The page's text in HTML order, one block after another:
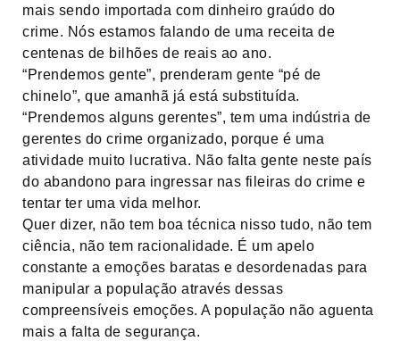
mais sendo importada com dinheiro graúdo do
crime. Nós estamos falando de uma receita de
centenas de bilhões de reais ao ano.
“Prendemos gente”, prenderam gente “pé de
chinelo”, que amanhã já está substituída.
“Prendemos alguns gerentes”, tem uma indústria de
gerentes do crime organizado, porque é uma
atividade muito lucrativa. Não falta gente neste país
do abandono para ingressar nas fileiras do crime e
tentar ter uma vida melhor.
Quer dizer, não tem boa técnica nisso tudo, não tem
ciência, não tem racionalidade. É um apelo
constante a emoções baratas e desordenadas para
manipular a população através dessas
compreensíveis emoções. A população não aguenta
mais a falta de segurança.